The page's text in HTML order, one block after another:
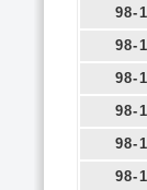
98-1
98-1
98-1
98-1
98-1
98-1